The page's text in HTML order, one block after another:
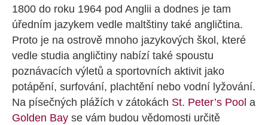
1800 do roku 1964 pod Anglii a dodnes je tam
úředním jazykem vedle maltštiny také angličtina.
Proto je na ostrově mnoho jazykových škol, které
vedle studia angličtiny nabízí také spoustu
poznávacích výletů a sportovních aktivit jako
potápění, surfování, plachtění nebo vodní lyžování.
Na písečných plážích v zátokách St. Peter’s Pool a
Golden Bay se vám budou vědomosti určitě